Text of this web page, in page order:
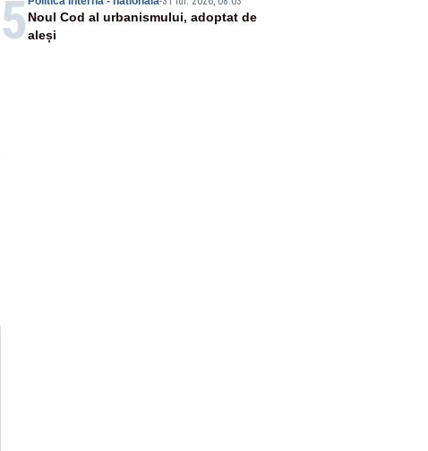
5 Noul Cod al urbanismului, adoptat de
aleși